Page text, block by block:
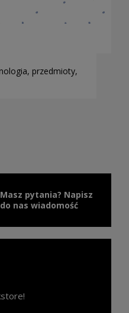
przedmioty,
Masz pytania? Napisz
do nas wiadomość